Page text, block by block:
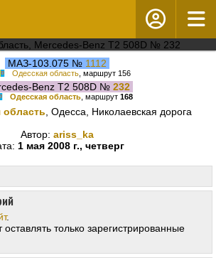
МАЗ-103.075 № 1112
Одесская область , маршрут 156
Benz T2 508D № 232
Одесская область , маршрут 168
область , Одесса, Николаевская дорога
Автор: ariss_ka
1 мая 2008 г., четверг
.
только зарегистрированные